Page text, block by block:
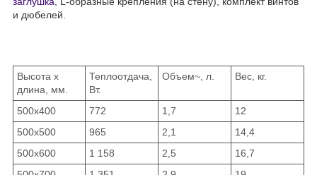
и дюбелей.
Высота x
длина, мм.
Теплоотдача,
Вт.
Объем~, л. Вес, кг.
500х400 772 1,7
12
500х500
965 2,1
14,4
500х600
1 158 2,5
16,7